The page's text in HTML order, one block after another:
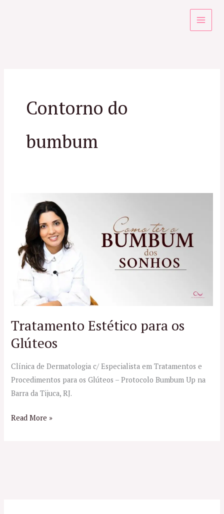
Contorno do
bumbum
Tratamento Estético para os
Glúteos
Clínica de Dermatologia c/ Especialista em Tratamentos e
Procedimentos para os Glúteos – Protocolo Bumbum Up na
Barra da Tijuca, RJ.
Tratamento
Estético
Glúteos
Read More »